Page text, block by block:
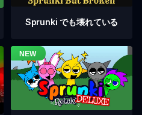
Sprunki でも壊れている